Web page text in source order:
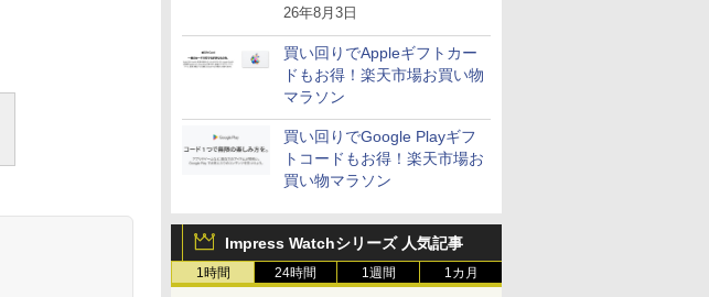
26年8月3日
買い回りでAppleギフトカー
ドもお得！楽天市場お買い物
マラソン
買い回りでGoogle Playギフ
トコードもお得！楽天市場お
買い物マラソン
Impress Watchシリーズ 人気記事
1時間 24時間 1週間 1カ月